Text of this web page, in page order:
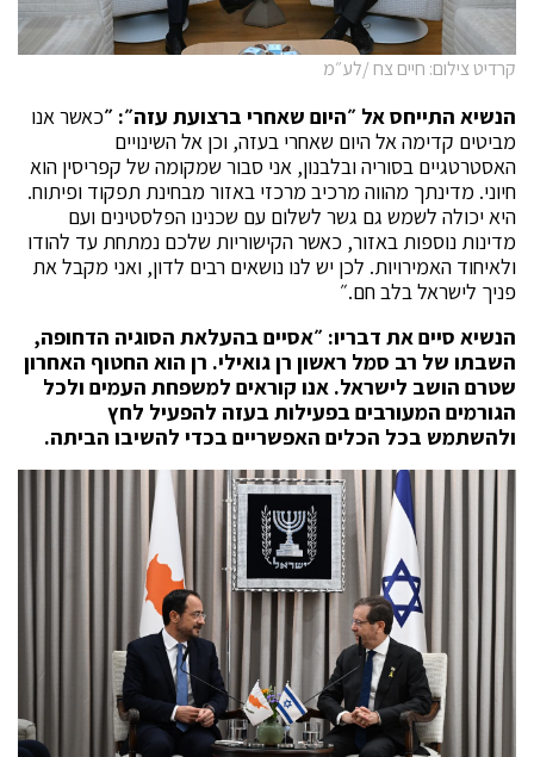
קרדיט צילום: חיים צח /לע״מ
הנשיא התייחס אל ״היום שאחרי ברצועת עזה״: ״כאשר אנו
מביטים קדימה אל היום שאחרי בעזה, וכן אל השינויים
האסטרטגיים בסוריה ובלבנון, אני סבור שמקומה של קפריסין הוא
חיוני. מדינתך מהווה מרכיב מרכזי באזור מבחינת תפקוד ופיתוח.
היא יכולה לשמש גם גשר לשלום עם שכנינו הפלסטינים ועם
מדינות נוספות באזור, כאשר הקישוריות שלכם נמתחת עד להודו
ולאיחוד האמירויות. לכן יש לנו נושאים רבים לדון, ואני מקבל את
פניך לישראל בלב חם.״
הנשיא סיים את דבריו: ״אסיים בהעלאת הסוגיה הדחופה,
השבתו של רב סמל ראשון רן גואילי. רן הוא החטוף האחרון
שטרם הושב לישראל. אנו קוראים למשפחת העמים ולכל
הגורמים המעורבים בפעילות בעזה להפעיל לחץ
ולהשתמש בכל הכלים האפשריים בכדי להשיבו הביתה.